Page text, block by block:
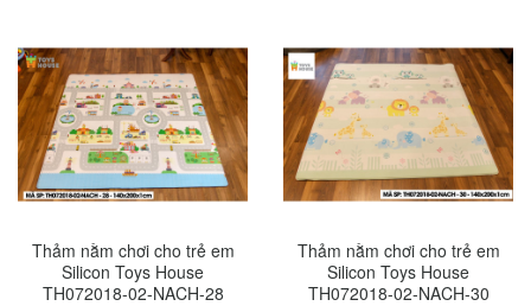
Thảm nằm chơi cho trẻ em
Silicon Toys House
TH072018-02-NACH-28
Thảm nằm chơi cho trẻ em
Silicon Toys House
TH072018-02-NACH-30